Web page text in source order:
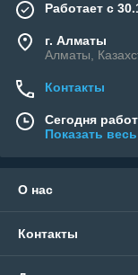
Работает с
г. Алматы
Алматы,
Контакты
Сегодня
Показать
О нас
Контакты